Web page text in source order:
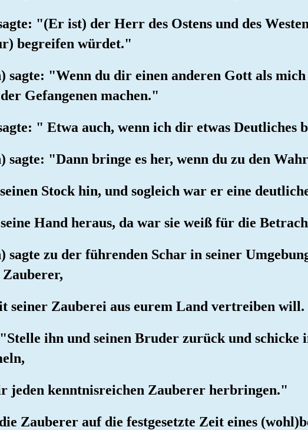
"(Er ist) der Herr des Ostens und des
begreifen würdet."
sagte: "Wenn du dir einen anderen Gott als
Gefangenen machen."
" Etwa auch, wenn ich dir etwas Deutliches
"Dann bringe es her, wenn du zu den
Stock hin, und sogleich war er eine
Hand heraus, da war sie weiß für die
sagte zu der führenden Schar in seiner
seiner Zauberei aus eurem Land vertreiben
ihn und seinen Bruder zurück und schicke
jeden kenntnisreichen Zauberer herbringen."
Zauberer auf die festgesetzte Zeit eines